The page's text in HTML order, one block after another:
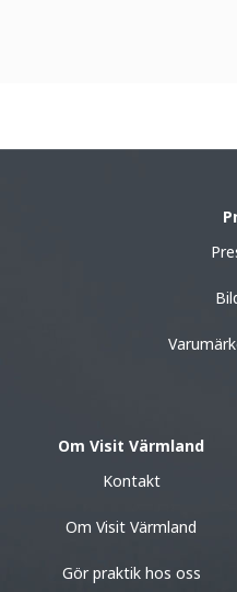
Om Visit Värmland
Kontakt
Om Visit Värmland
Gör praktik hos oss